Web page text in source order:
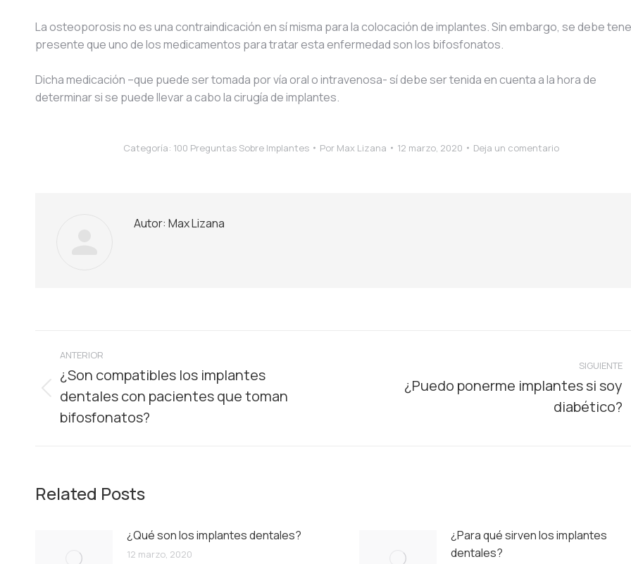
La osteoporosis no es una contraindicación en sí misma para la colocación de implantes. Sin embargo, se debe
presente que uno de los medicamentos para tratar esta enfermedad son los bifosfonatos.
Dicha medicación –que puede ser tomada por vía oral o intravenosa- sí debe ser tenida en cuenta a la hora de
determinar si se puede llevar a cabo la cirugía de implantes.
Categoría: 100 Preguntas Sobre Implantes Por Max Lizana 12 marzo, 2020 Deja un comentario
Autor: Max Lizana
Navegación
entre
publicaciones
ANTERIOR
Publicación
anterior:
¿Son compatibles los implantes
dentales con pacientes que toman
bifosfonatos?
SIGUIENTE
Publicación
¿Puedo ponerme implantes si soy
diabético?
Related Posts
¿Qué son los implantes dentales?
12 marzo, 2020
¿Para qué sirven los implantes
dentales?